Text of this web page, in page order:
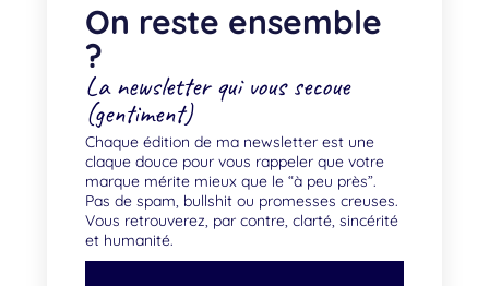
On reste ensemble
?
La newsletter qui vous secoue
(gentiment)
Chaque édition de ma newsletter est une
claque douce pour vous rappeler que votre
marque mérite mieux que le “à peu près”.
Pas de spam, bullshit ou promesses creuses.
Vous retrouverez, par contre, clarté, sincérité
et humanité.